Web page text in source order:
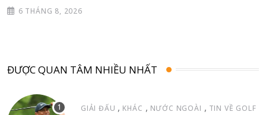
6 THÁNG 8, 2026
ĐƯỢC QUAN TÂM NHIỀU NHẤT
GIẢI ĐẤU , KHÁC , NƯỚC NGOÀI , TIN VỀ GOLF